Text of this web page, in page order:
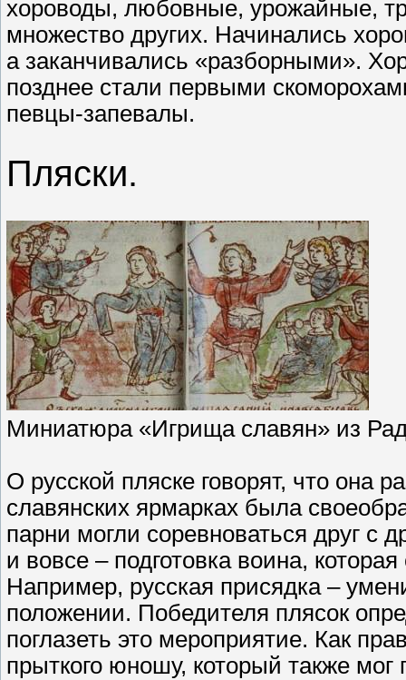
хороводы, любовные, урожайные,
множество других. Начинались
а заканчивались «разборными».
позднее стали первыми
певцы-запевалы.
Пляски.
Миниатюра «Игрища славян» из
О русской пляске говорят, что она
славянских ярмарках была
парни могли соревноваться друг с
и вовсе – подготовка воина,
Например, русская присядка –
положении. Победителя плясок
поглазеть это мероприятие. Как
прыткого юношу, который также